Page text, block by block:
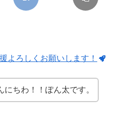
よろしくお願いします！
にちわ！！ぽん太です。